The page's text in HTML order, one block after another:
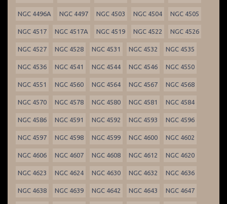
NGC 4496A NGC 4497 NGC 4503 NGC 4504 NGC 4505
NGC 4517 NGC 4517A NGC 4519 NGC 4522 NGC 4526
NGC 4527 NGC 4528 NGC 4531 NGC 4532 NGC 4535
NGC 4536 NGC 4541 NGC 4544 NGC 4546 NGC 4550
NGC 4551 NGC 4560 NGC 4564 NGC 4567 NGC 4568
NGC 4570 NGC 4578 NGC 4580 NGC 4581 NGC 4584
NGC 4586 NGC 4591 NGC 4592 NGC 4593 NGC 4596
NGC 4597 NGC 4598 NGC 4599 NGC 4600 NGC 4602
NGC 4606 NGC 4607 NGC 4608 NGC 4612 NGC 4620
NGC 4623 NGC 4624 NGC 4630 NGC 4632 NGC 4636
NGC 4638 NGC 4639 NGC 4642 NGC 4643 NGC 4647